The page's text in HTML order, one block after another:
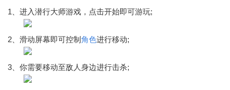
1、进入潜行大师游戏，点击开始即可游玩;
2、滑动屏幕即可控制 角色进行移动;
3、你需要移动至敌人身边进行击杀;